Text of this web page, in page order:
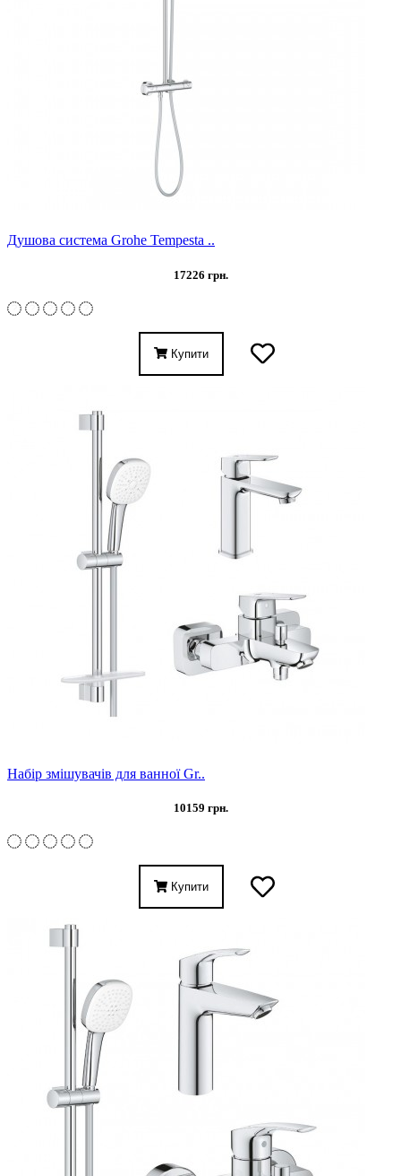
Душова система Grohe Tempesta ..
17226 грн.
Купити
Набір змішувачів для ванної Gr..
10159 грн.
Купити